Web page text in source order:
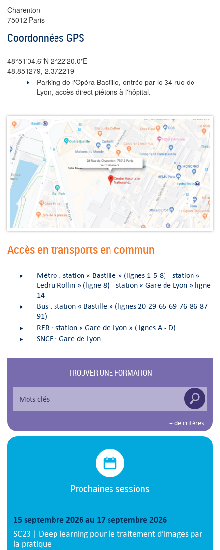
Charenton
75012 Paris
Coordonnées GPS
48°51'04.6"N 2°22'20.0"E
48.851279, 2.372219
Parking de l'Opéra Bastille, entrée par le 34 rue de
Lyon, accès direct piétons à l'hôpital.
Accès en transports en commun
Métro : station « Bastille » (lignes 1-5-8) - station «
Ledru Rollin » (ligne 8) - station « Gare de Lyon » ligne
14
Bus : station « Bastille » (lignes 20-29-65-69-76-86-87-
91)
RER : station « Gare de Lyon » (lignes A - D)
SNCF : Gare de Lyon
TROUVER UNE FORMATION
+ de critères
Prochaines sessions
15 septembre 2026 au 17 septembre 2026
SC23 | Deep learning pour le traitement d’images par
la pratique